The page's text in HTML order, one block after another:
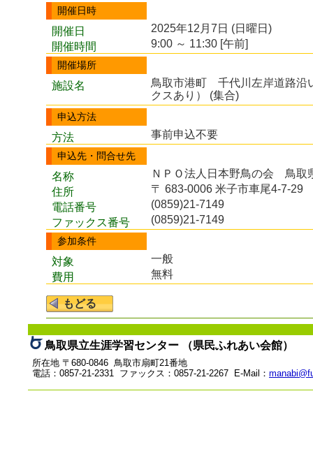
開催日時
開催日
2025年12月7日 (日曜日)
開催時間
9:00 ～ 11:30 [午前]
開催場所
施設名
鳥取市港町 千代川左岸道路沿
クスあり） (集合)
申込方法
方法 事前申込不要
申込先・問合せ先
名称
ＮＰＯ法人日本野鳥の会 鳥取
住所
〒 683-0006 米子市車尾4-7-29
電話番号
(0859)21-7149
ファックス番号
(0859)21-7149
参加条件
対象
一般
費用
無料
鳥取県立生涯学習センター （県民ふれあい会館）
所在地 〒680-0846 鳥取市扇町21番地
電話：0857-21-2331 ファックス：0857-21-2267 E-Mail：